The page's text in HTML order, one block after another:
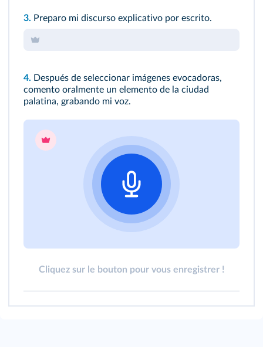
3. Preparo mi discurso explicativo por escrito.
4. Después de seleccionar imágenes evocadoras,
comento oralmente un elemento de la ciudad
palatina, grabando mi voz.
Cliquez sur le bouton pour vous enregistrer !